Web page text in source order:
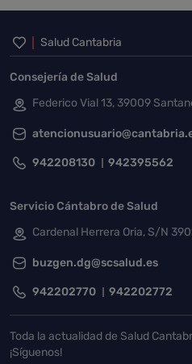
Inicio del pie de
Salud Cantabria
Consejería de Salud
Federico Vial 13, 39009
942208130 942395562
Servicio Cántabro de Salud
Cardenal Herrera Oria, S/N
buzgen.dg@scsalud.es
942202770 942202772
Toda la actualidad de Salud
¡Síguenos!